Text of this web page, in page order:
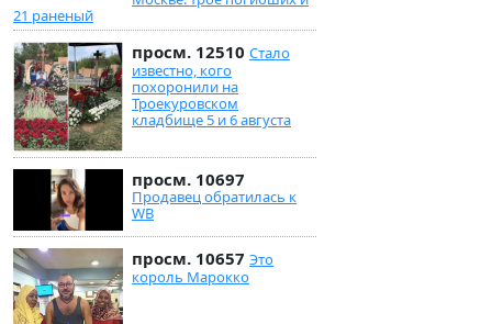
21 раненый
просм. 12510 Стало
известно, кого
похоронили на
Троекуровском
кладбище 5 и 6 августа
просм. 10697
Продавец обратилась к
WB
просм. 10657 Это
король Марокко